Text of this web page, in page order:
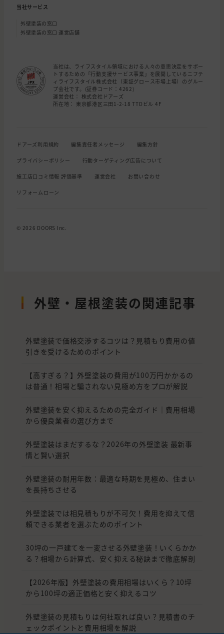
当社サービス
外壁塗装の窓口
外壁塗装の窓口 運営店舗
当社は、ライフスタイル領域における人々の意思決定をサポー
トするための「行動支援サービス事業」を展開しているニフテ
ィライフスタイル株式会社（東証グロース市場上場）のグルー
プ会社です。(証券コード：4262)
運営会社： 株式会社ドアーズ
所在地： 東京都港区三田1-2-18 TTDビル 4F
ドアーズ利用規約 編集責任者メッセージ 編集方針
プライバシーポリシー 行動ターゲティング広告について
施工店口コミ情報 評価基準 運営会社 お問い合わせ
リフォームローン
© 2026 DOORS Inc.
外壁・屋根塗装の関連記事
外壁塗装で価格交渉するコツは？見積もり費用の値
引きを受けるためのポイント
【高すぎる？】外壁塗装の費用が100万円かかるの
は普通！相場と騙されない見極め方をプロが解説
外壁塗装を安く抑えるための完全ガイド｜費用相場
から優良業者の選び方まで
外壁塗装はまだするな？2026年の外壁塗装 最新事
情と賢い選択
外壁塗装の耐用年数：最適な時期を見極め、住まい
を長持ちさせる
外壁塗装では相見積もりが不可欠！費用を抑えて信
頼できる業者を選ぶためのポイント
30坪の一戸建てを一変させる外壁塗装！いくらかか
る？相場から計算式、安く抑える秘訣まで徹底解剖
【2026年版】外壁塗装の費用相場はいくら？10坪
から100坪の適正価格と安く抑えるコツ
外壁塗装の見積もりは何社取れば良い？見積書のチ
ェックポイントと費用相場を解説